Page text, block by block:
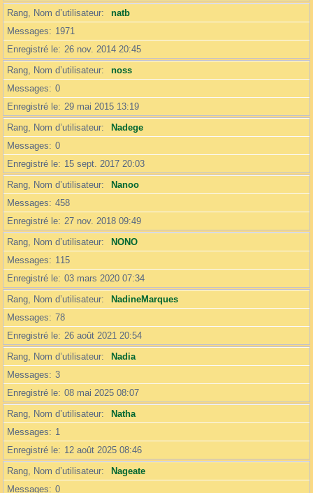
Rang, Nom d’utilisateur
natb
Messages
1971
Enregistré le 26 nov. 2014 20:45
Rang, Nom d’utilisateur
noss
Messages
0
Enregistré le 29 mai 2015 13:19
Rang, Nom d’utilisateur
Nadege
Messages
0
Enregistré le
15 sept. 2017 20:03
Rang, Nom d’utilisateur
Nanoo
Messages
458
Enregistré le 27 nov. 2018 09:49
Rang, Nom d’utilisateur
NONO
Messages
115
Enregistré le 03 mars 2020 07:34
Rang, Nom d’utilisateur
NadineMarques
Messages
78
Enregistré le 26 août 2021 20:54
Rang, Nom d’utilisateur
Nadia
Messages
3
Enregistré le 08 mai 2025 08:07
Rang, Nom d’utilisateur
Natha
Messages
1
Enregistré le
12 août 2025 08:46
Rang, Nom d’utilisateur
Nageate
Messages
0